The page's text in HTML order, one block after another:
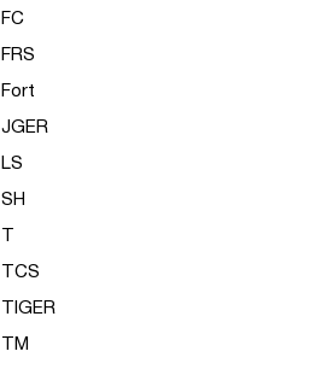
FC
FRS
Fort
JGER
LS
SH
TCS
TIGER
TM